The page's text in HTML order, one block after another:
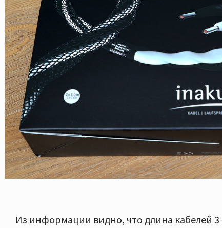
Из информации видно, что длина кабелей